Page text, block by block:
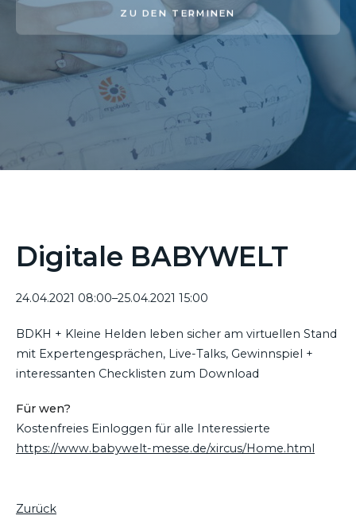
ZU DEN TERMINEN
Digitale BABYWELT
24.04.2021 08:00–25.04.2021 15:00
BDKH + Kleine Helden leben sicher am virtuellen Stand
mit Expertengesprächen, Live-Talks, Gewinnspiel +
interessanten Checklisten zum Download
Für wen?
Kostenfreies Einloggen für alle Interessierte
https://www.babywelt-messe.de/xircus/Home.html
Zurück